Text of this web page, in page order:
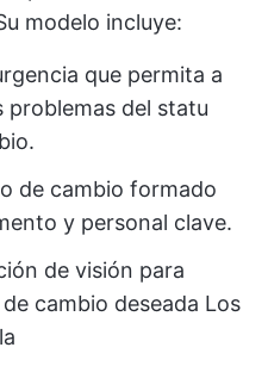
modelo incluye:
que permita a
problemas del statu
de cambio formado
y personal clave.
de visión para
cambio deseada Los